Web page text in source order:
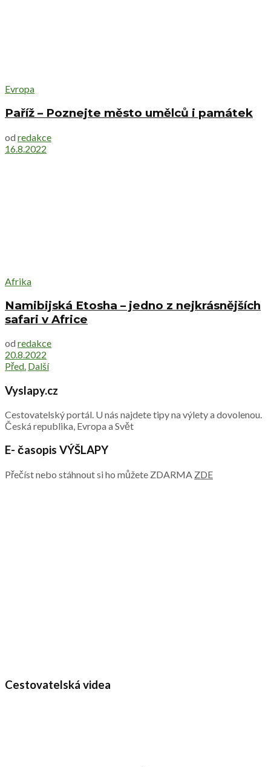
Evropa
Paříž – Poznejte město umělců i památek
od redakce
16.8.2022
Afrika
Namibijská Etosha – jedno z nejkrásnějších
safari v Africe
od redakce
20.8.2022
Před. Další
Vyslapy.cz
Cestovatelský portál. U nás najdete tipy na výlety a dovolenou.
Česká republika, Evropa a Svět
E- časopis VÝŠLAPY
Přečíst nebo stáhnout si ho můžete ZDARMA ZDE
Cestovatelská videa